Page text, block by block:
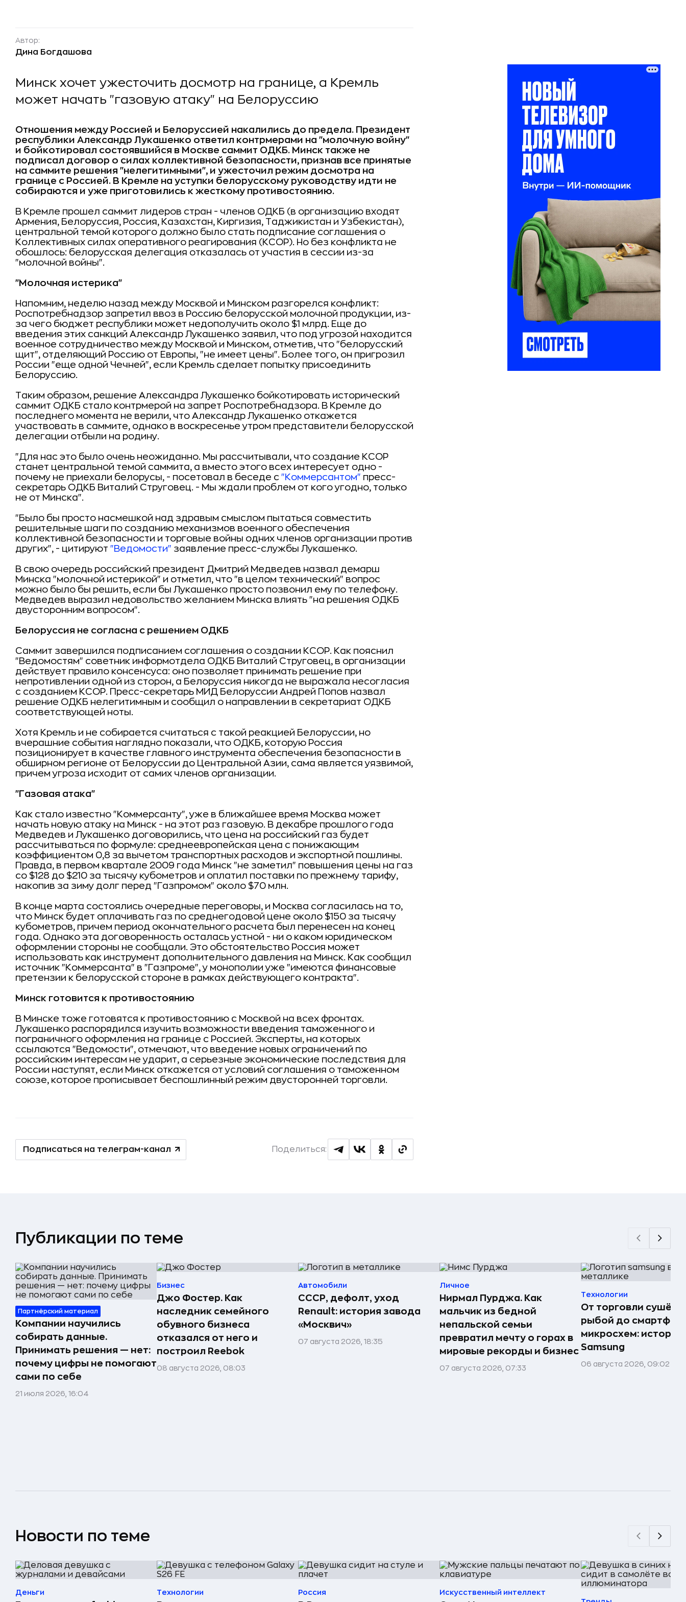
Автор:
Дина Богдашова
Минск хочет ужесточить досмотр на границе, а Кремль
может начать "газовую атаку" на Белоруссию
Отношения между Россией и Белоруссией накалились до предела. Президент
республики Александр Лукашенко ответил контрмерами на "молочную войну"
и бойкотировал состоявшийся в Москве саммит ОДКБ. Минск также не
подписал договор о силах коллективной безопасности, признав все принятые
на саммите решения "нелегитимными", и ужесточил режим досмотра на
границе с Россией. В Кремле на уступки белорусскому руководству идти не
собираются и уже приготовились к жесткому противостоянию.
В Кремле прошел саммит лидеров стран - членов ОДКБ (в организацию входят
Армения, Белоруссия, Россия, Казахстан, Киргизия, Таджикистан и Узбекистан),
центральной темой которого должно было стать подписание соглашения о
Коллективных силах оперативного реагирования (КСОР). Но без конфликта не
обошлось: белорусская делегация отказалась от участия в сессии из-за
"молочной войны".
"Молочная истерика"
Напомним, неделю назад между Москвой и Минском разгорелся конфликт:
Роспотребнадзор запретил ввоз в Россию белорусской молочной продукции, из-
за чего бюджет республики может недополучить около $1 млрд. Еще до
введения этих санкций Александр Лукашенко заявил, что под угрозой находится
военное сотрудничество между Москвой и Минском, отметив, что "белорусский
щит", отделяющий Россию от Европы, "не имеет цены". Более того, он пригрозил
России "еще одной Чечней", если Кремль сделает попытку присоединить
Белоруссию.
Таким образом, решение Александра Лукашенко бойкотировать исторический
саммит ОДКБ стало контрмерой на запрет Роспотребнадзора. В Кремле до
последнего момента не верили, что Александр Лукашенко откажется
участвовать в саммите, однако в воскресенье утром представители белорусской
делегации отбыли на родину.
"Для нас это было очень неожиданно. Мы рассчитывали, что создание КСОР
станет центральной темой саммита, а вместо этого всех интересует одно -
почему не приехали белорусы, - посетовал в беседе с "Коммерсантом" пресс-
секретарь ОДКБ Виталий Струговец. - Мы ждали проблем от кого угодно, только
не от Минска".
"Было бы просто насмешкой над здравым смыслом пытаться совместить
решительные шаги по созданию механизмов военного обеспечения
коллективной безопасности и торговые войны одних членов организации против
других", - цитируют "Ведомости" заявление пресс-службы Лукашенко.
В свою очередь российский президент Дмитрий Медведев назвал демарш
Минска "молочной истерикой" и отметил, что "в целом технический" вопрос
можно было бы решить, если бы Лукашенко просто позвонил ему по телефону.
Медведев выразил недовольство желанием Минска влиять "на решения ОДКБ
двусторонним вопросом".
Белоруссия не согласна с решением ОДКБ
Саммит завершился подписанием соглашения о создании КСОР. Как пояснил
"Ведомостям" советник информотдела ОДКБ Виталий Струговец, в организации
действует правило консенсуса: оно позволяет принимать решение при
непротивлении одной из сторон, а Белоруссия никогда не выражала несогласия
с созданием КСОР. Пресс-секретарь МИД Белоруссии Андрей Попов назвал
решение ОДКБ нелегитимным и сообщил о направлении в секретариат ОДКБ
соответствующей ноты.
Хотя Кремль и не собирается считаться с такой реакцией Белоруссии, но
вчерашние события наглядно показали, что ОДКБ, которую Россия
позиционирует в качестве главного инструмента обеспечения безопасности в
обширном регионе от Белоруссии до Центральной Азии, сама является уязвимой,
причем угроза исходит от самих членов организации.
"Газовая атака"
Как стало известно "Коммерсанту", уже в ближайшее время Москва может
начать новую атаку на Минск - на этот раз газовую. В декабре прошлого года
Медведев и Лукашенко договорились, что цена на российский газ будет
рассчитываться по формуле: среднеевропейская цена с понижающим
коэффициентом 0,8 за вычетом транспортных расходов и экспортной пошлины.
Правда, в первом квартале 2009 года Минск "не заметил" повышения цены на газ
со $128 до $210 за тысячу кубометров и оплатил поставки по прежнему тарифу,
накопив за зиму долг перед "Газпромом" около $70 млн.
В конце марта состоялись очередные переговоры, и Москва согласилась на то,
что Минск будет оплачивать газ по среднегодовой цене около $150 за тысячу
кубометров, причем период окончательного расчета был перенесен на конец
года. Однако эта договоренность осталась устной - ни о каком юридическом
оформлении стороны не сообщали. Это обстоятельство Россия может
использовать как инструмент дополнительного давления на Минск. Как сообщил
источник "Коммерсанта" в "Газпроме", у монополии уже "имеются финансовые
претензии к белорусской стороне в рамках действующего контракта".
Минск готовится к противостоянию
В Минске тоже готовятся к противостоянию с Москвой на всех фронтах.
Лукашенко распорядился изучить возможности введения таможенного и
пограничного оформления на границе с Россией. Эксперты, на которых
ссылаются "Ведомости", отмечают, что введение новых ограничений по
российским интересам не ударит, а серьезные экономические последствия для
России наступят, если Минск откажется от условий соглашения о таможенном
союзе, которое прописывает беспошлинный режим двусторонней торговли.
Подписаться на телеграм-канал Поделиться:
Публикации по теме
Партнёрский материал
Компании научились
собирать данные.
Принимать решения — нет:
почему цифры не помогают
сами по себе
21 июля 2026, 16:04
Бизнес
Джо Фостер. Как
наследник семейного
обувного бизнеса
отказался от него и
построил Reebok
08 августа 2026, 08:03
Автомобили
СССР, дефолт, уход
Renault: история завода
«Москвич»
07 августа 2026, 18:35
Личное
Нирмал Пурджа. Как
мальчик из бедной
непальской семьи
превратил мечту о горах в
мировые рекорды и бизнес
07 августа 2026, 07:33
Технологии
От торговли
рыбой до
микросхем: история
Samsung
06 августа 2026, 09:02
Новости по теме
Деньги Технологии Россия Искусственный интеллект